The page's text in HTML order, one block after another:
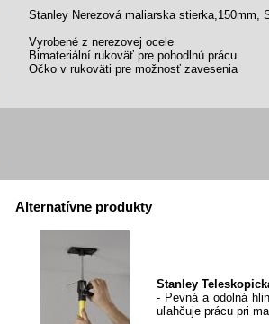
Stanley Nerezová maliarska stierka,150mm,
Vyrobené z nerezovej ocele
Bimateriální rukoväť pre pohodlnú prácu
Očko v rukoväti pre možnosť zavesenia
Alternatívne produkty
Stanley
- Pevná a odolná
uľahčuje prácu pri